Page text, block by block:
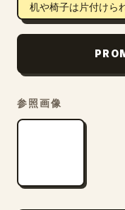
机や椅子は片付けら
生活感のある教室と
参照画像